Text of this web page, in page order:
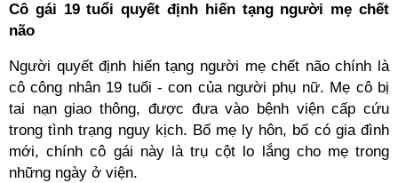
Cô gái 19 tuổi quyết định hiến tạng người mẹ chết
não
Người quyết định hiến tạng người mẹ chết não chính là
cô công nhân 19 tuổi - con của người phụ nữ. Mẹ cô bị
tai nạn giao thông, được đưa vào bệnh viện cấp cứu
trong tình trạng nguy kịch. Bố mẹ ly hôn, bố có gia đình
mới, chính cô gái này là trụ cột lo lắng cho mẹ trong
những ngày ở viện.